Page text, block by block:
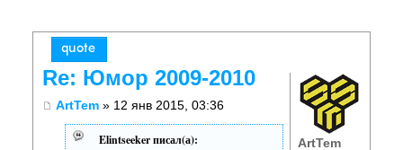
Re: Юмор 2009-2010
ArtTem » 12 янв 2015, 03:36
Elintseeker писал(а): ArtTem